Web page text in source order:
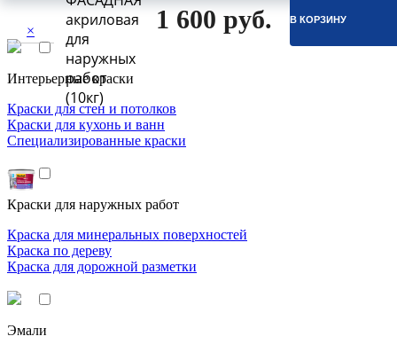
×
Интерьерные краски
Краски для стен и потолков
Краски для кухонь и ванн
Специализированные краски
Краски для наружных работ
Краска для минеральных поверхностей
Краска по дереву
Краска для дорожной разметки
Эмали
акриловая
для
наружных
работ
(10кг)
1 600 руб. В КОРЗИНУ